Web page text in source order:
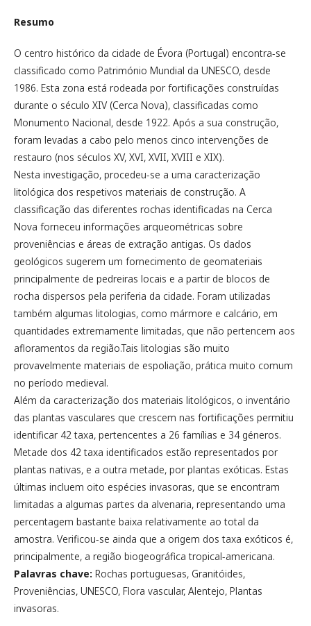
Resumo
O centro histórico da cidade de Évora (Portugal) encontra-se
classificado como Património Mundial da UNESCO, desde
1986. Esta zona está rodeada por fortificações construídas
durante o século XIV (Cerca Nova), classificadas como
Monumento Nacional, desde 1922. Após a sua construção,
foram levadas a cabo pelo menos cinco intervenções de
restauro (nos séculos XV, XVI, XVII, XVIII e XIX).
Nesta investigação, procedeu-se a uma caracterização
litológica dos respetivos materiais de construção. A
classificação das diferentes rochas identificadas na Cerca
Nova forneceu informações arqueométricas sobre
proveniências e áreas de extração antigas. Os dados
geológicos sugerem um fornecimento de geomateriais
principalmente de pedreiras locais e a partir de blocos de
rocha dispersos pela periferia da cidade. Foram utilizadas
também algumas litologias, como mármore e calcário, em
quantidades extremamente limitadas, que não pertencem aos
afloramentos da região.Tais litologias são muito
provavelmente materiais de espoliação, prática muito comum
no período medieval.
Além da caracterização dos materiais litológicos, o inventário
das plantas vasculares que crescem nas fortificações permitiu
identificar 42 taxa, pertencentes a 26 famílias e 34 géneros.
Metade dos 42 taxa identificados estão representados por
plantas nativas, e a outra metade, por plantas exóticas. Estas
últimas incluem oito espécies invasoras, que se encontram
limitadas a algumas partes da alvenaria, representando uma
percentagem bastante baixa relativamente ao total da
amostra. Verificou-se ainda que a origem dos taxa exóticos é,
principalmente, a região biogeográfica tropical-americana.
Palavras chave: Rochas portuguesas, Granitóides,
Proveniências, UNESCO, Flora vascular, Alentejo, Plantas
invasoras.